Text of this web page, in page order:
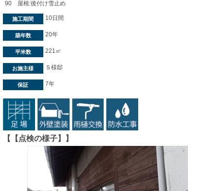
90 屋根:後付け雪止め
施工期間 10日間
築年数 20年
平米数 221㎡
お施主様 Ｓ様邸
保証 7年
【【点検の様子】】